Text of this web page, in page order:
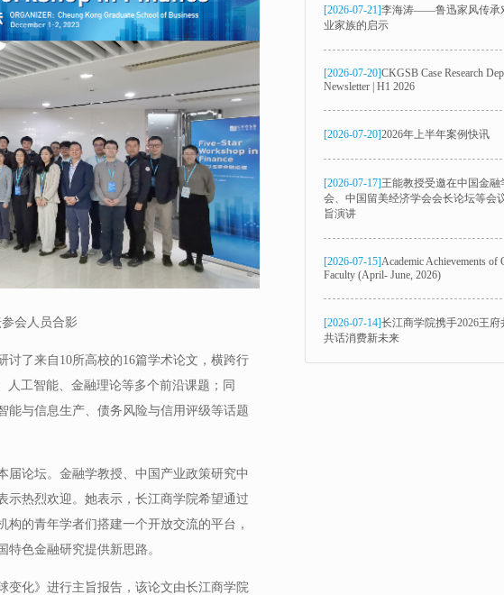
会人员合影
了来自10所高校的16篇学术论文，横跨行
人工智能、金融理论等多个前沿课题；同
能与信息生产、债务风险与信用评级等话题
届论坛。金融学教授、中国产业政策研究中
示热烈欢迎。她表示，长江商学院希望通过
的青年学者们搭建一个开放交流的平台，
色金融研究提供新思路。
变化》进行主旨报告，该论文由长江商学院
[2026-07-21]李海涛——鲁迅家风传承
业家族的启示
[2026-07-20]CKGSB Case Research
Newsletter | H1 2026
[2026-07-20]2026年上半年案例快讯
[2026-07-17]王能教授受邀在中国金融
会、中国留美经济学会会长论坛等会
旨演讲
[2026-07-15]Academic Achievements of
Faculty (April- June, 2026)
[2026-07-14]长江商学院携手2026王府
共话消费新未来